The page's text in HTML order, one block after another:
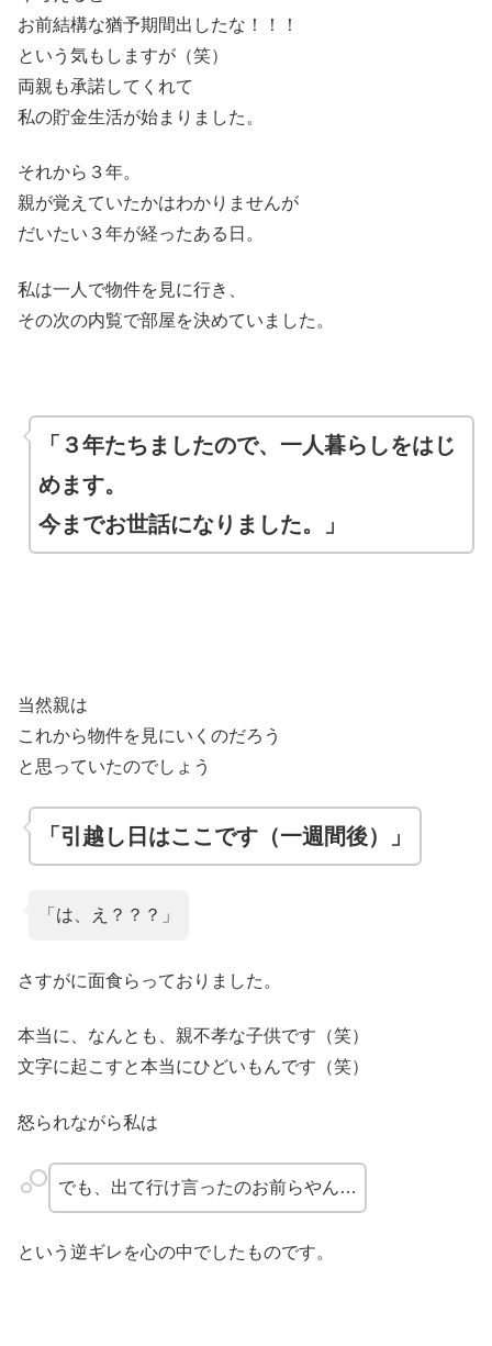
お前結構な猶予期間出したな！！！
という気もしますが（笑）
両親も承諾してくれて
私の貯金生活が始まりました。
それから３年。
親が覚えていたかはわかりませんが
だいたい３年が経ったある日。
私は一人で物件を見に行き、
その次の内覧で部屋を決めていました。
「３年たちましたので、一人暮らしをはじ
めます。
今までお世話になりました。」
当然親は
これから物件を見にいくのだろう
と思っていたのでしょう
「引越し日はここです（一週間後）」
「は、え？？？」
さすがに面食らっておりました。
本当に、なんとも、親不孝な子供です（笑）
文字に起こすと本当にひどいもんです（笑）
怒られながら私は
でも、出て行け言ったのお前らやん…
という逆ギレを心の中でしたものです。